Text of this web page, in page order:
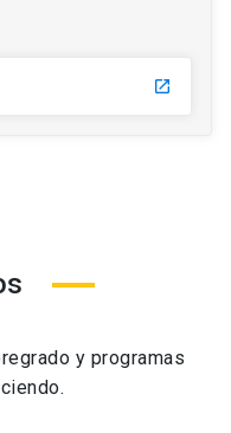
launch
y programas